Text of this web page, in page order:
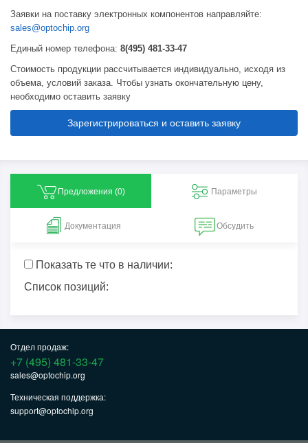
Заявки на поставку электронных компонентов направляйте:
sales@optochip.org
Единый номер телефона: 8(495) 481-33-47
Стоимость продукции рассчитывается индивидуально, исходя из
объема, условий заказа. Чтобы узнать окончательную цену,
необходимо оставить заявку
Зарегистрироваться и оставить заявку
Предложения (0) Параметры
Документация Обсудить
Показать те что в наличии:
Список позиций:
Отдел продаж:
+7 (495) 481-33-47
sales@optochip.org
Техническая поддержка:
support@optochip.org